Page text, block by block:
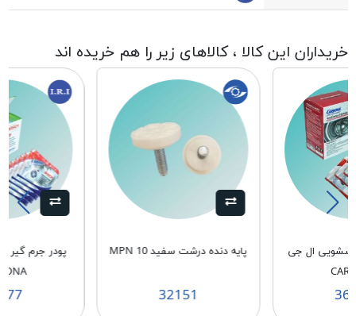
خریداران این کالا ، کالاهای زیر را هم خریده اند
ال جی
پایه دنده درشت سفید MPN 10
32151
پودر جرم گیر